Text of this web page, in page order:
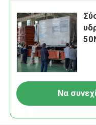
Να